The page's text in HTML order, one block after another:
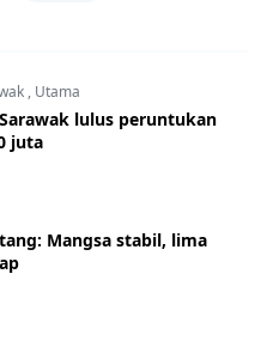
, Utama
lulus peruntukan
juta
Mangsa stabil, lima